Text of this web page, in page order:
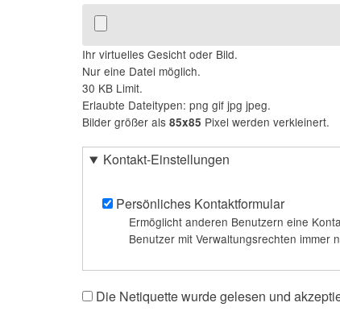
Ihr virtuelles Gesicht oder Bild.
Nur eine Datei möglich.
30 KB Limit.
Erlaubte Dateitypen: png gif jpg jpeg.
Bilder größer als 85x85 Pixel werden verkleinert.
Kontakt-Einstellungen
Persönliches Kontaktformular
Ermöglicht anderen Benutzern eine
Benutzer mit Verwaltungsrechten immer
Die Netiquette wurde gelesen und